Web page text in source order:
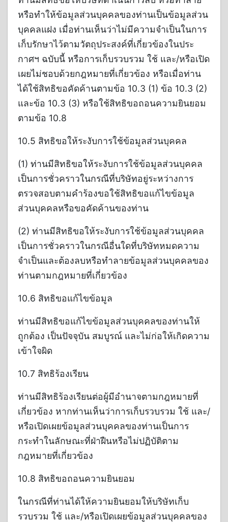
หรือทำให้ข้อมูลส่วนบุคคลของท่านเป็นข้อมูลส่วน
บุคคลแฝง เมื่อท่านเห็นว่าไม่มีความจำเป็นในการ
เก็บรักษาไว้ตามวัตถุประสงค์ที่เกี่ยวข้องในประ
กาศฯ ฉบับนี้ หรือการเก็บรวบรวม ใช้ และ/หรือเปิด
เผยไม่ชอบด้วยกฎหมายที่เกี่ยวข้อง หรือเมื่อท่าน
ได้ใช้สิทธิขอคัดค้านตามข้อ 10.3 (1) ข้อ 10.3 (2)
และข้อ 10.3 (3) หรือใช้สิทธิขอถอนความยินยอม
ตามข้อ 10.8
10.5 สิทธิขอให้ระงับการใช้ข้อมูลส่วนบุคคล
(1) ท่านมีสิทธิขอให้ระงับการใช้ข้อมูลส่วนบุคคล
เป็นการชั่วคราวในกรณีที่บริษัทอยู่ระหว่างการ
ตรวจสอบตามคำร้องขอใช้สิทธิขอแก้ไขข้อมูล
ส่วนบุคคลหรือขอคัดค้านของท่าน
(2) ท่านมีสิทธิขอให้ระงับการใช้ข้อมูลส่วนบุคคล
เป็นการชั่วคราวในกรณีอื่นใดที่บริษัทหมดความ
จำเป็นและต้องลบหรือทำลายข้อมูลส่วนบุคคลของ
ท่านตามกฎหมายที่เกี่ยวข้อง
10.6 สิทธิขอแก้ไขข้อมูล
ท่านมีสิทธิขอแก้ไขข้อมูลส่วนบุคคลของท่านให้
ถูกต้อง เป็นปัจจุบัน สมบูรณ์ และไม่ก่อให้เกิดความ
เข้าใจผิด
10.7 สิทธิร้องเรียน
ท่านมีสิทธิร้องเรียนต่อผู้มีอำนาจตามกฎหมายที่
เกี่ยวข้อง หากท่านเห็นว่าการเก็บรวบรวม ใช้ และ/
หรือเปิดเผยข้อมูลส่วนบุคคลของท่านเป็นการ
กระทำในลักษณะที่ฝ่าฝืนหรือไม่ปฏิบัติตาม
กฎหมายที่เกี่ยวข้อง
10.8 สิทธิขอถอนความยินยอม
ในกรณีที่ท่านได้ให้ความยินยอมให้บริษัทเก็บ
รวบรวม ใช้ และ/หรือเปิดเผยข้อมูลส่วนบุคคลของ